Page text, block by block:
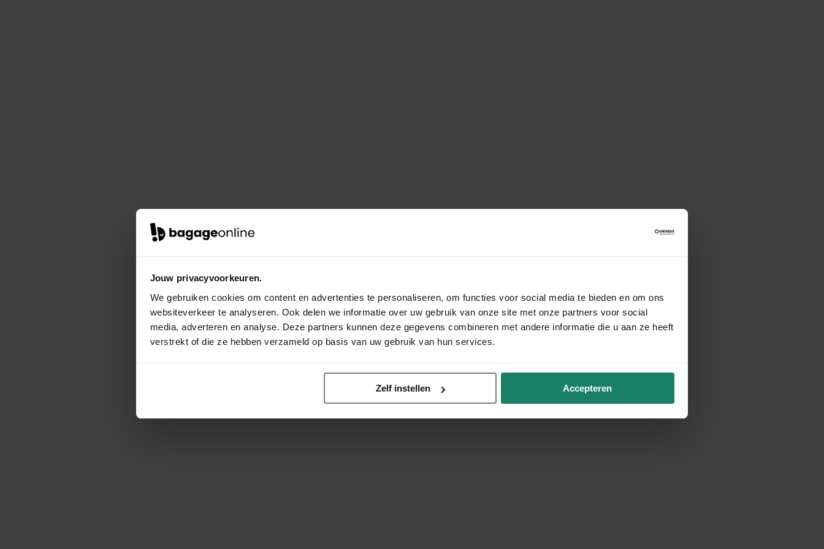
Jouw privacyvoorkeuren.
We gebruiken cookies om content en advertenties te personaliseren, om functies voor social media te bieden en om ons
websiteverkeer te analyseren. Ook delen we informatie over uw gebruik van onze site met onze partners voor social
media, adverteren en analyse. Deze partners kunnen deze gegevens combineren met andere informatie die u aan ze heeft
verstrekt of die ze hebben verzameld op basis van uw gebruik van hun services.
Zelf instellen Accepteren